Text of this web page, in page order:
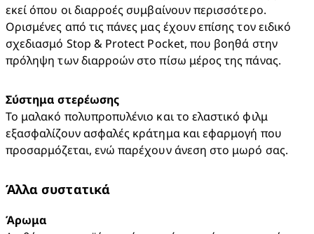
εκεί όπου οι διαρροές συμβαίνουν περισσότερο.
Ορισμένες από τις πάνες μας έχουν επίσης τον ειδικό
σχεδιασμό Stop & Protect Pocket, που βοηθά στην
πρόληψη των διαρροών στο πίσω μέρος της πάνας.
Σύστημα στερέωσης
Το μαλακό πολυπροπυλένιο και το ελαστικό φιλμ
εξασφαλίζουν ασφαλές κράτημα και εφαρμογή που
προσαρμόζεται, ενώ παρέχουν άνεση στο μωρό σας.
Άλλα συστατικά
Άρωμα